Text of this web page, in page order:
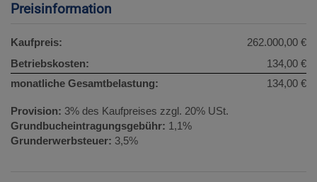
Preisinformation
Kaufpreis:
262.000,00 €
Betriebskosten:
134,00 €
monatliche Gesamtbelastung:
134,00 €
Provision: 3% des Kaufpreises zzgl. 20% USt.
Grundbucheintragungsgebühr: 1,1%
Grunderwerbsteuer: 3,5%